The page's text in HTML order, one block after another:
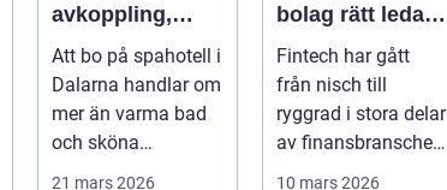
avkoppling,
natur och
smaker i hjärtat
av landskapet
Att bo på spahotell i
Dalarna handlar om
mer än varma bad
och sköna
21 mars 2026
bolag rätt ledare
i en reglerad
tillväxtbransch
Fintech har gått
från nisch till
ryggrad i stora delar
av finansbranschen.
10 mars 2026